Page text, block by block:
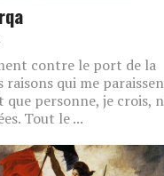
contre le port de la
raisons qui me
que personne, je crois,
Tout le ...